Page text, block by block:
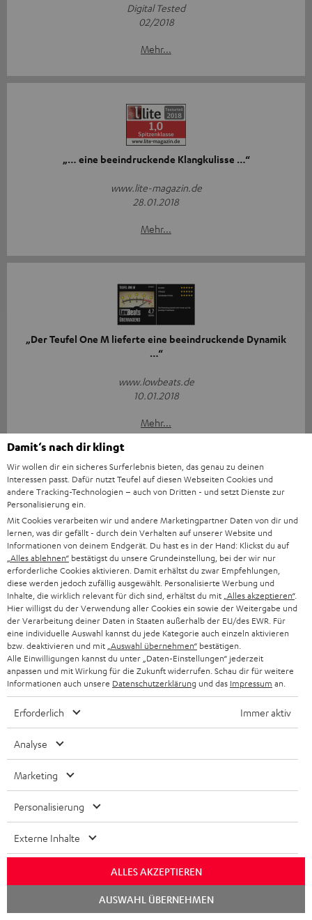
Digital Tested
02/2018
Mehr...
„… eine beeindruckende Klangkulisse …“
www.lite-magazin.de
28.01.2018
Mehr...
„Der Teufel One M lieferte eine beeindruckende Dynamik
…“
www.lowbeats.de
10.01.2018
Mehr...
„Der One M tritt stattlich auf.“
Area DVD
02.07.2018
Mehr...
„Teufel setzt mit seinen WLAN-Boxen ganz eigene
Akzente.“
„… ein echter Partymacher …“
Damit‘s nach dir klingt
Wir wollen dir ein sicheres Surferlebnis bieten, das genau zu deinen
Interessen passt. Dafür nutzt Teufel auf diesen Webseiten Cookies und
andere Tracking-Technologien – auch von Dritten - und setzt Dienste zur
Personalisierung ein.
Mit Cookies verarbeiten wir und andere Marketingpartner Daten von dir und
lernen, was dir gefällt - durch dein Verhalten auf unserer Website und
Informationen von deinem Endgerät. Du hast es in der Hand: Klickst du auf
„Alles ablehnen“ bestätigst du unsere Grundeinstellung, bei der wir nur
erforderliche Cookies aktivieren. Damit erhältst du zwar Empfehlungen,
diese werden jedoch zufällig ausgewählt. Personalisierte Werbung und
Inhalte, die wirklich relevant für dich sind, erhältst du mit „Alles akzeptieren“.
Hier willigst du der Verwendung aller Cookies ein sowie der Weitergabe und
der Verarbeitung deiner Daten in Staaten außerhalb der EU/des EWR. Für
eine individuelle Auswahl kannst du jede Kategorie auch einzeln aktivieren
bzw. deaktivieren und mit „Auswahl übernehmen“ bestätigen.
Alle Einwilligungen kannst du unter „Daten-Einstellungen“ jederzeit
anpassen und mit Wirkung für die Zukunft widerrufen. Schau dir für weitere
Informationen auch unsere Datenschutzerklärung und das Impressum an.
Erforderlich Immer aktiv
Analyse
Marketing
Personalisierung
Externe Inhalte
ALLES AKZEPTIEREN
AUSWAHL ÜBERNEHMEN